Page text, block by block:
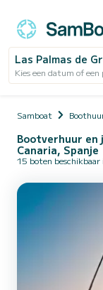
Las Palmas de
Kies een datum of een
Samboat
Bootverhuur en
Canaria, Spanje
15 boten beschikbaar